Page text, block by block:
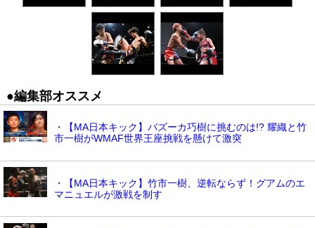
●編集部オススメ
・【MA日本キック】バズーカ巧樹に挑むのは!? 耀織と竹
市一樹がWMAF世界王座挑戦を懸けて激突
・【MA日本キック】竹市一樹、逆転ならず！グアムのエ
マニュエルが激戦を制す